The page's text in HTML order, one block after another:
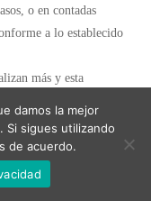
o en contadas
a lo establecido
más y esta
damos la mejor
Si sigues utilizando
de acuerdo.